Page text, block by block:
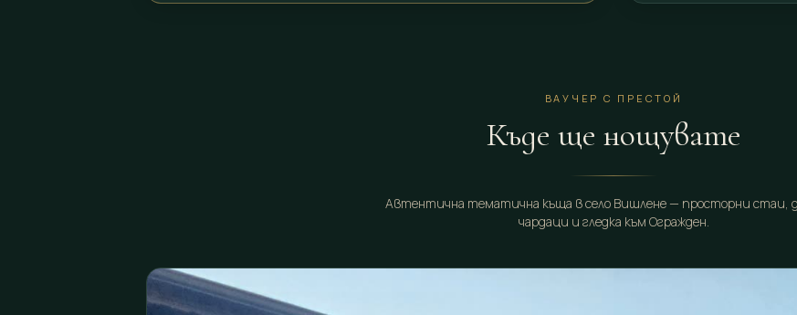
ВАУЧЕР С ПРЕСТОЙ
Къде ще нощувате
Автентична тематична къща в село Вишлене — просторни стаи,
чардаци и гледка към Огражден.